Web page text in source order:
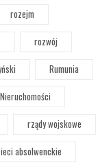
rozejm
rozwój
Rumunia
rządy wojskowe
absolwenckie